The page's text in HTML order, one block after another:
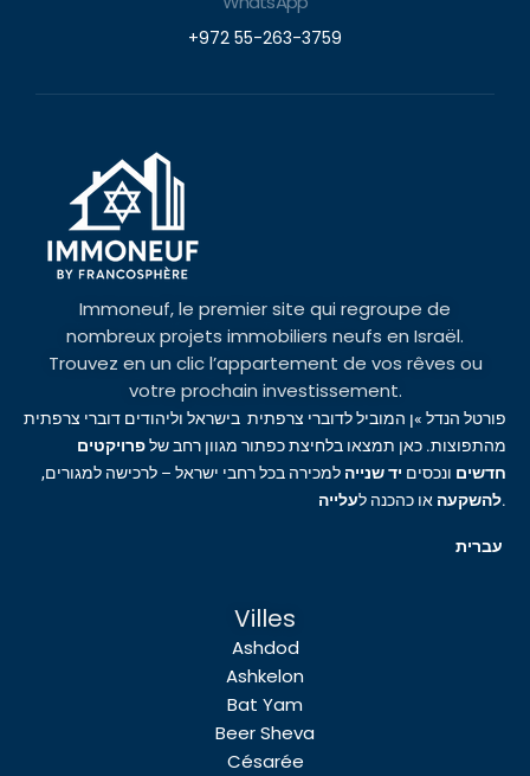
+972 55-263-3759
Immoneuf, le premier site qui regroupe de
nombreux projets immobiliers neufs en Israël.
Trouvez en un clic l’appartement de vos rêves ou
votre prochain investissement.
פורטל הנדל »ן המוביל לדוברי צרפתית בישראל וליהודים דוברי צרפתית
מהתפוצות. כאן תמצאו בלחיצת כפתור מגוון רחב שלפרויקטים
חדשים ונכסים יד שנייה למכירה בכל רחבי ישראל – לרכישה למגורים,
להשקעה או כהכנה לעלייה .
Villes
Ashdod
Ashkelon
Bat Yam
Beer Sheva
Césarée